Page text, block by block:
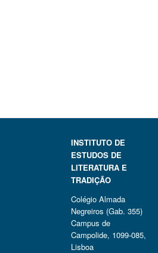
INSTITUTO DE
ESTUDOS DE
LITERATURA E
TRADIÇÃO
Colégio Almada
Negreiros (Gab. 355)
Campus de
Campolide, 1099-085,
Lisboa